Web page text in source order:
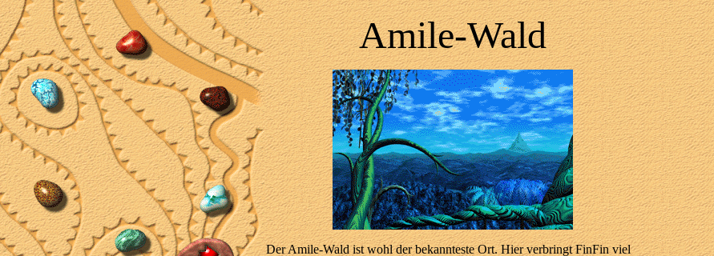
Amile-Wald
Der Amile-Wald ist wohl der bekannteste Ort. Hier verbringt FinFin viel